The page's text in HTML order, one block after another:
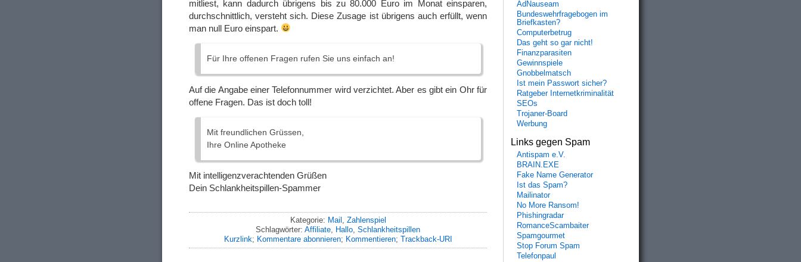
mitliest, kann dadurch übrigens bis zu 80.000 Euro im Monat einsparen,
durchschnittlich, versteht sich. Diese Zusage ist übrigens auch erfüllt, wenn
man null Euro einspart.
Für Ihre offenen Fragen rufen Sie uns einfach an!
Auf die Angabe einer Telefonnummer wird verzichtet. Aber es gibt ein Ohr für
offene Fragen. Das ist doch toll!
Mit freundlichen Grüssen,
Ihre Online Apotheke
Mit intelligenzverachtenden Grüßen
Dein Schlankheitspillen-Spammer
Kategorie: Mail , Zahlenspiel
Schlagwörter: Affiliate, Hallo, Schlankheitspillen
Kurzlink; Kommentare abonnieren; Kommentieren; Trackback-URI
AdNauseam
Bundeswehrfragebogen im
Briefkasten?
Computerbetrug
Das geht so gar nicht!
Finanzparasiten
Gewinnspiele
Gnobbelmatsch
Ist mein Passwort sicher?
Ratgeber Internetkriminalität
SEOs
Trojaner-Board
Werbung
Links gegen Spam
Antispam e.V.
BRAIN.EXE
Fake Name Generator
Ist das Spam?
Mailinator
No More Ransom!
Phishingradar
RomanceScambaiter
Spamgourmet
Stop Forum Spam
Telefonpaul